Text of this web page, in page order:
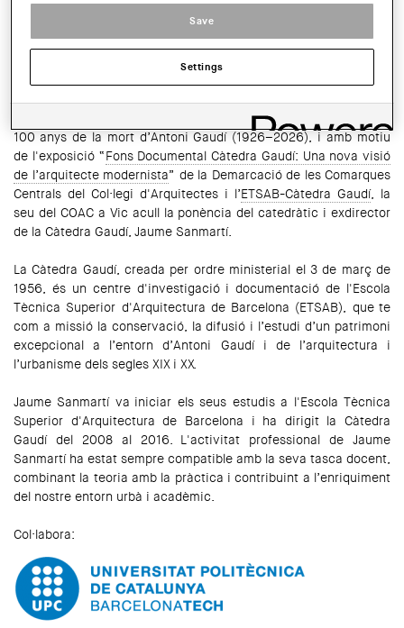
En el marc de la celebració de l’Any Gaudí, que commemora els
100 anys de la mort d’Antoni Gaudí (1926–2026), i amb motiu
de l'exposició “Fons Documental Càtedra Gaudí: Una nova visió
de l’arquitecte modernista” de la Demarcació de les Comarques
Centrals del Col·legi d'Arquitectes i l’ETSAB-Càtedra Gaudí, la
seu del COAC a Vic acull la ponència del catedràtic i exdirector
de la Càtedra Gaudí, Jaume Sanmartí.
La Càtedra Gaudí, creada per ordre ministerial el 3 de març de
1956, és un centre d'investigació i documentació de l'Escola
Tècnica Superior d'Arquitectura de Barcelona (ETSAB), que te
com a missió la conservació, la difusió i l’estudi d’un patrimoni
excepcional a l’entorn d’Antoni Gaudí i de l’arquitectura i
l’urbanisme dels segles XIX i XX.
Jaume Sanmartí va iniciar els seus estudis a l'Escola Tècnica
Superior d'Arquitectura de Barcelona i ha dirigit la Càtedra
Gaudí del 2008 al 2016. L'activitat professional de Jaume
Sanmartí ha estat sempre compatible amb la seva tasca docent,
combinant la teoria amb la pràctica i contribuint a l’enriquiment
del nostre entorn urbà i acadèmic.
Col·labora:
Save
Settings